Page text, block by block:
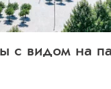
с видом на